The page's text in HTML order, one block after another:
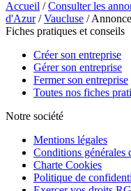
Accueil /Consulter les
d'Azur/Vaucluse /
Fiches pratiques et conseils
Créer son entreprise
Gérer son entreprise
Fermer son entreprise
Toutes nos fiches
Notre société
Mentions légales
Conditions générales
Charte Cookies
Politique de